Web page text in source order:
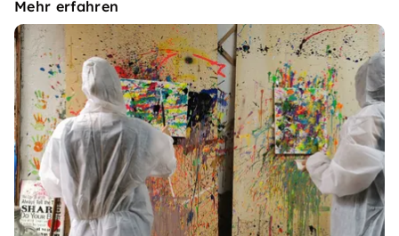
Mehr erfahren